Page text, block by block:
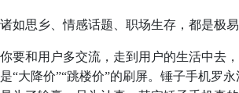
诸如思乡、情感话题、职场生存，都是极易
你要和用户多交流，走到用户的生活中去
是“大降价”“跳楼价”的刷屏。锤子手机罗